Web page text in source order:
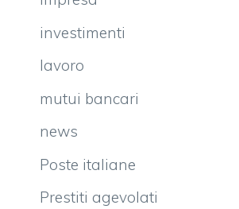
investimenti
lavoro
mutui bancari
news
Poste italiane
Prestiti agevolati